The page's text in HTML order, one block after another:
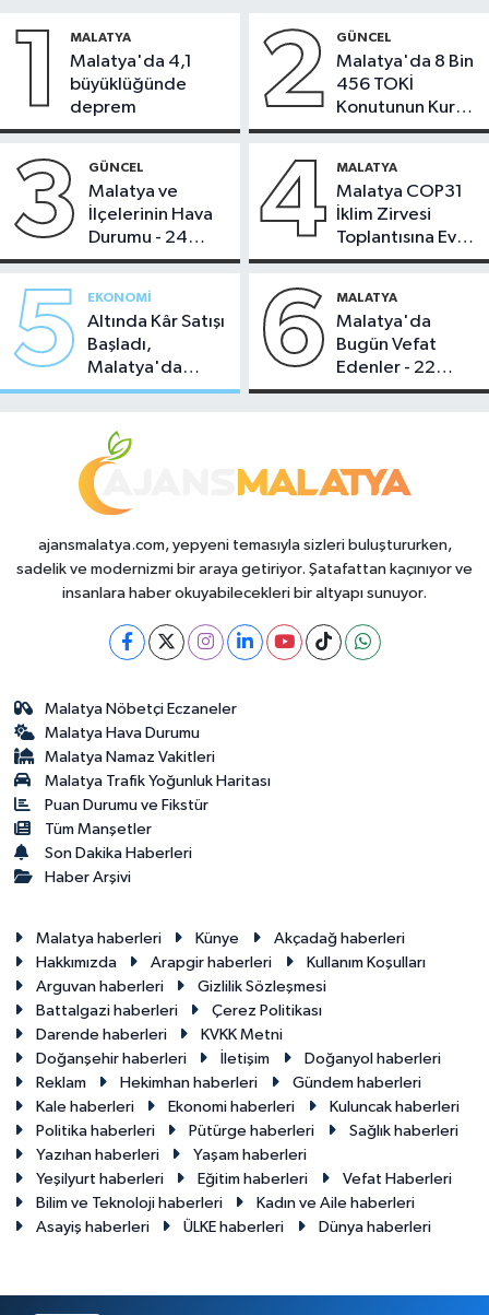
1 MALATYA
Malatya'da 4,1
büyüklüğünde
deprem
2 GÜNCEL
Malatya'da 8 Bin
456 TOKİ
Konutunun Kurası
Bugün Çekiliyor
3 GÜNCEL
Malatya ve
İlçelerinin Hava
Durumu - 24
Temmuz 2026
4 MALATYA
Malatya COP31
İklim Zirvesi
Toplantısına Ev
Sahipliği Yaptı
5 EKONOMI
Altında Kâr Satışı
Başladı,
Malatya'da
Makas Ne
6 MALATYA
Malatya'da
Bugün Vefat
Edenler - 22
Temmuz 2026
ajansmalatya.com, yepyeni temasıyla sizleri buluştururken,
sadelik ve modernizmi bir araya getiriyor. Şatafattan kaçınıyor ve
insanlara haber okuyabilecekleri bir altyapı sunuyor.
Malatya Nöbetçi Eczaneler
Malatya Hava Durumu
Malatya Namaz Vakitleri
Malatya Trafik Yoğunluk Haritası
Puan Durumu ve Fikstür
Tüm Manşetler
Son Dakika Haberleri
Haber Arşivi
Malatya haberleri Künye
Akçadağ haberleri
Hakkımızda
Arapgir haberleri
Kullanım Koşulları
Arguvan haberleri
Gizlilik Sözleşmesi
Battalgazi haberleri
Çerez Politikası
Darende haberleri
KVKK Metni
Doğanşehir haberleri
İletişim
Doğanyol haberleri
Reklam
Hekimhan haberleri
Gündem haberleri
Kale haberleri
Ekonomi haberleri
Kuluncak haberleri
Politika haberleri
Pütürge haberleri
Sağlık haberleri
Yazıhan haberleri
Yaşam haberleri
Yeşilyurt haberleri
Eğitim haberleri
Vefat Haberleri
Bilim ve Teknoloji haberleri
Kadın ve Aile haberleri
Asayiş haberleri
ÜLKE haberleri Dünya haberleri